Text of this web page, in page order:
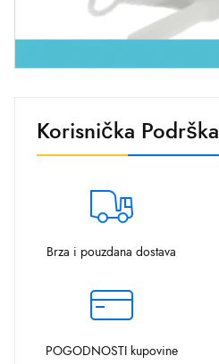
Korisnička Podrška
Brza i pouzdana dostava
POGODNOSTI kupovine